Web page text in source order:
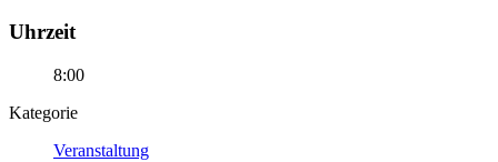
Uhrzeit
8:00
Kategorie
Veranstaltung